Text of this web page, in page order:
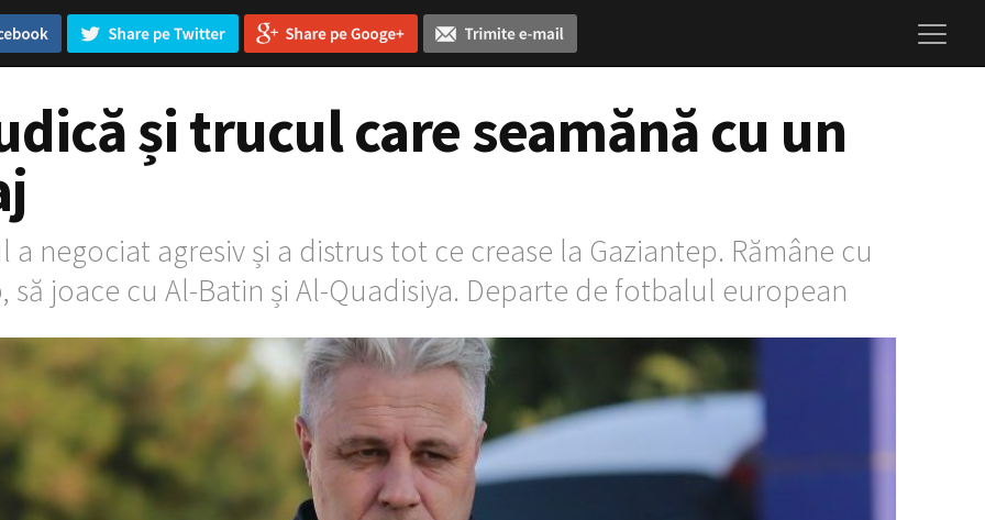
și trucul care seamănă cu un
a negociat agresiv și a distrus tot ce crease la Gaziantep. Rămâne cu
să joace cu Al-Batin și Al-Quadisiya. Departe de fotbalul european